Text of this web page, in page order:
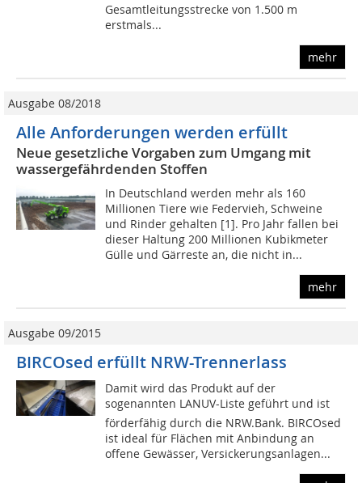
Gesamtleitungsstrecke von 1.500 m
erstmals...
mehr
Ausgabe 08/2018
Alle Anforderungen werden erfüllt
Neue gesetzliche Vorgaben zum Umgang mit
wassergefährdenden Stoffen
In Deutschland werden mehr als 160
Millionen Tiere wie Federvieh, Schweine
und Rinder gehalten [1]. Pro Jahr fallen bei
dieser Haltung 200 Millionen Kubikmeter
Gülle und Gärreste an, die nicht in...
mehr
Ausgabe 09/2015
BIRCOsed erfüllt NRW-Trennerlass
Damit wird das Produkt auf der
sogenannten LANUV-Liste geführt und ist
förderfähig durch die NRW.Bank. BIRCOsed
ist ideal für Flächen mit Anbindung an
offene Gewässer, Versickerungsanlagen...